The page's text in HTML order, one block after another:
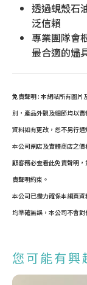
透過蜆殼石
泛信賴
專業團隊會
最合適的燼
免責聲明 : 本網站所有圖
別，產品外觀及細節均以
資料如有更改，恕不另行
本公司網店及實體商店之
顧客務必查看此免責聲明
責聲明約束。
本公司已盡力確保本網頁
均準確無誤，本公司不會對
您可能有